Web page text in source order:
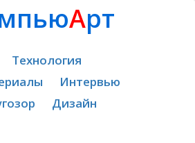
Арт
Технология
Интервью
Дизайн